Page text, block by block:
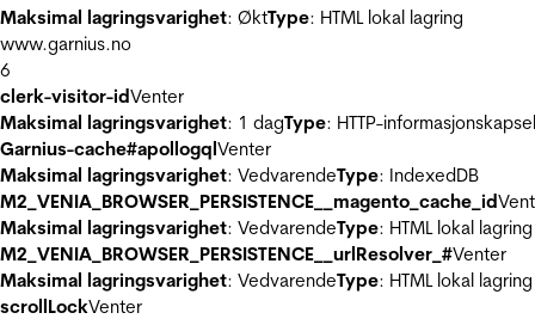
Maksimal lagringsvarighet: ØktType: HTML lokal lagring
www.garnius.no
6
clerk-visitor-idVenter
Maksimal lagringsvarighet: 1 dagType: HTTP-informasjonskapsel
Garnius-cache#apollogqlVenter
Maksimal lagringsvarighet: VedvarendeType: IndexedDB
M2_VENIA_BROWSER_PERSISTENCE__magento_cache_id
Maksimal lagringsvarighet: VedvarendeType: HTML lokal lagring
M2_VENIA_BROWSER_PERSISTENCE__urlResolver_#Venter
Maksimal lagringsvarighet: VedvarendeType: HTML lokal lagring
scrollLockVenter